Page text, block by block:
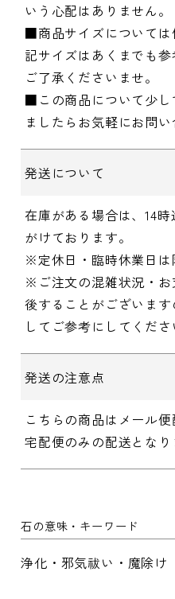
いう心配はありません。
■商品サイズについて
記サイズはあくまでも
ご了承くださいませ。
■この商品について少し
ましたらお気軽にお問い
発送について
在庫がある場合は、14
がけております。
※定休日・臨時休業日は
※ご注文の混雑状況・
後することがございま
してご参考にしてくださ
発送の注意点
こちらの商品はメール
宅配便のみの配送となり
石の意味・キーワード
浄化・邪気祓い・魔除け